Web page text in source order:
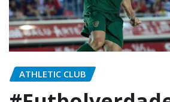
ATHLETIC CLUB